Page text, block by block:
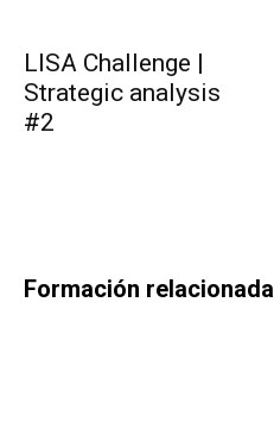
LISA Challenge |
Strategic analysis
#2
Formación relacionada